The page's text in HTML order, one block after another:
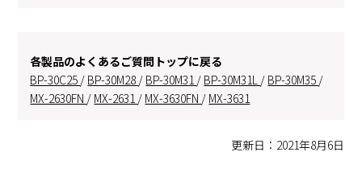
各製品のよくあるご質問トップに戻る
BP-30C25 / BP-30M28 / BP-30M31 / BP-30M31L / BP-30M35 /
MX-2630FN / MX-2631 / MX-3630FN / MX-3631
更新日：2021年8月6日